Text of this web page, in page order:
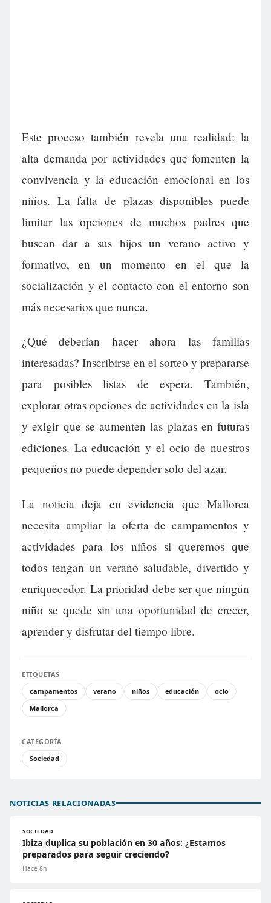
Este proceso también revela una realidad: la
alta demanda por actividades que fomenten la
convivencia y la educación emocional en los
niños. La falta de plazas disponibles puede
limitar las opciones de muchos padres que
buscan dar a sus hijos un verano activo y
formativo, en un momento en el que la
socialización y el contacto con el entorno son
más necesarios que nunca.
¿Qué deberían hacer ahora las familias
interesadas? Inscribirse en el sorteo y prepararse
para posibles listas de espera. También,
explorar otras opciones de actividades en la isla
y exigir que se aumenten las plazas en futuras
ediciones. La educación y el ocio de nuestros
pequeños no puede depender solo del azar.
La noticia deja en evidencia que Mallorca
necesita ampliar la oferta de campamentos y
actividades para los niños si queremos que
todos tengan un verano saludable, divertido y
enriquecedor. La prioridad debe ser que ningún
niño se quede sin una oportunidad de crecer,
aprender y disfrutar del tiempo libre.
ETIQUETAS
campamentos
verano niños educación
ocio
Mallorca
CATEGORÍA
Sociedad
NOTICIAS RELACIONADAS
SOCIEDAD
Ibiza duplica su población en 30 años: ¿Estamos
preparados para seguir creciendo?
Hace 8h